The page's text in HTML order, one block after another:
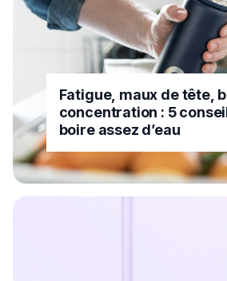
Fatigue, maux de tête,
concentration : 5
boire assez d’eau